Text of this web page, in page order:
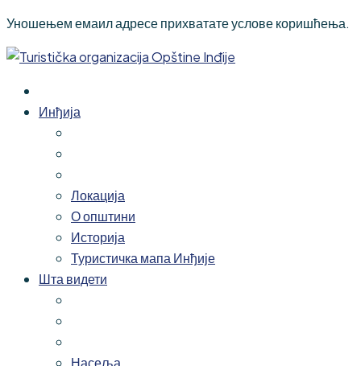
Уношењем емаил адресе прихватате услове коришћења.
Инђија
Локација
О општини
Историја
Туристичка мапа Инђије
Шта видети
Насеља